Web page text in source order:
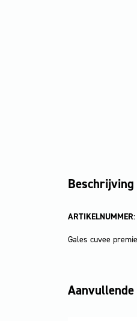
Beschrijving
ARTIKELNUMMER:
Gales cuvee